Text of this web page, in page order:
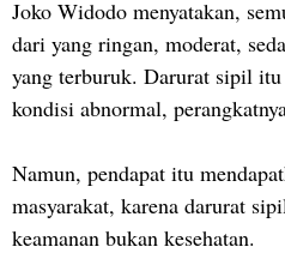
Joko Widodo menyatakan,
dari yang ringan, moderat,
yang terburuk. Darurat sipil
kondisi abnormal,
Namun, pendapat itu
masyarakat, karena darurat
keamanan bukan kesehatan.